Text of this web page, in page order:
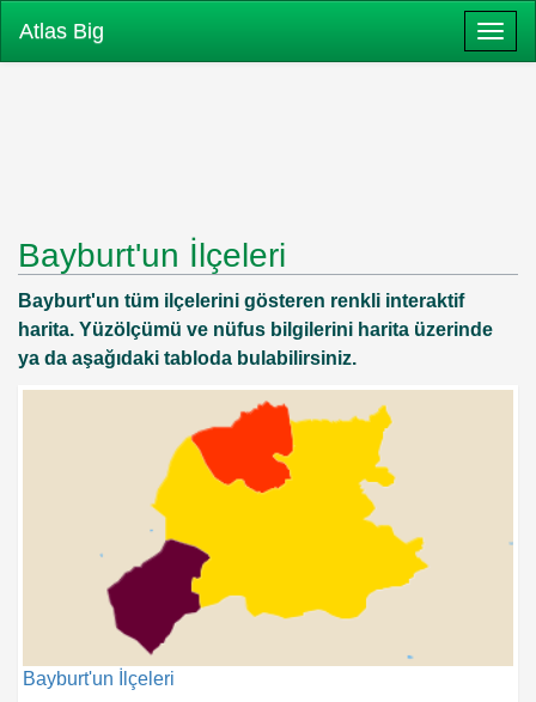
Atlas Big
Bayburt'un İlçeleri
Bayburt'un tüm ilçelerini gösteren renkli interaktif
harita. Yüzölçümü ve nüfus bilgilerini harita üzerinde
ya da aşağıdaki tabloda bulabilirsiniz.
Bayburt'un İlçeleri